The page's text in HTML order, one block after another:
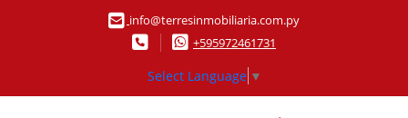
info@terresinmobiliaria.com.py
+595972461731
Select Language ▼